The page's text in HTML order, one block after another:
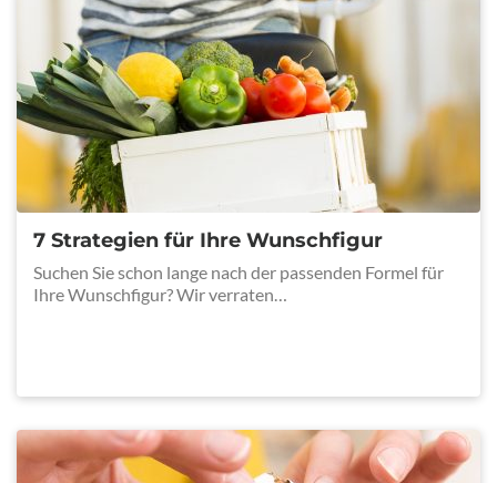
7 Strategien für Ihre Wunschfigur
Suchen Sie schon lange nach der passenden Formel für
Ihre Wunschfigur? Wir verraten…